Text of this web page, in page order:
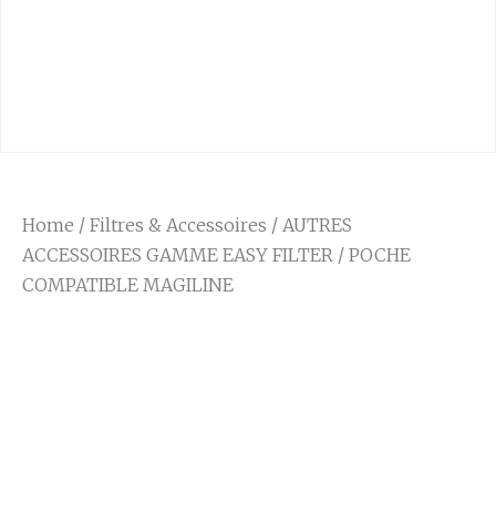
Home / Filtres & Accessoires / AUTRES
ACCESSOIRES GAMME EASY FILTER / POCHE
COMPATIBLE MAGILINE